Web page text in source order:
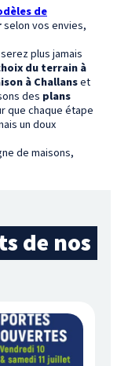
de
selon vos envies,
plus jamais
du terrain à
à Challanset
des plans
que chaque étape
un doux
de maisons,
de nos